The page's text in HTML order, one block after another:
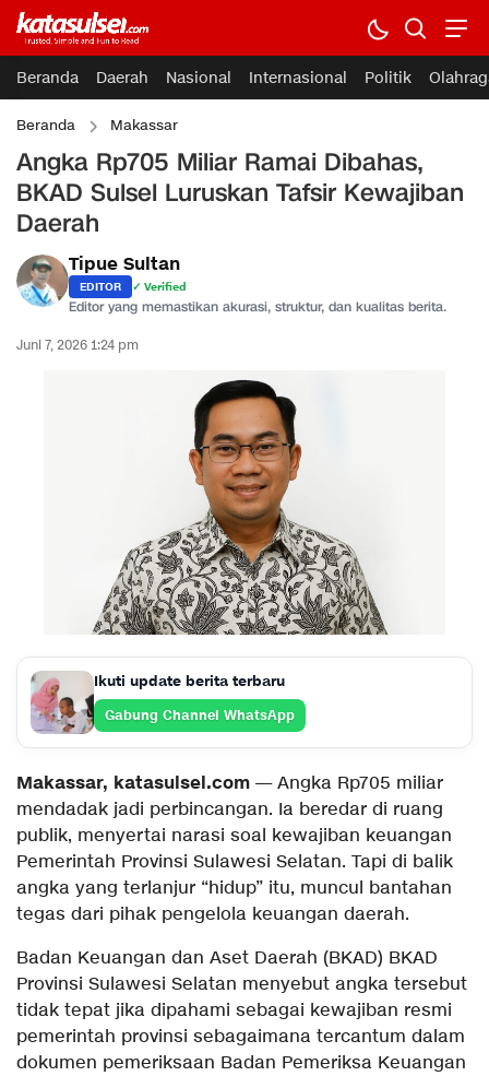
Beranda Daerah Nasional Internasional Politik
Beranda Makassar
Angka Rp705 Miliar Ramai Dibahas,
BKAD Sulsel Luruskan Tafsir Kewajiban
Daerah
Tipue Sultan
EDITOR ✓ Verified
Editor yang memastikan akurasi, struktur, dan kualitas berita.
Juni 7, 2026 1:24 pm
Ikuti update berita terbaru
Gabung Channel WhatsApp
Makassar, katasulsel.com — Angka Rp705 miliar
mendadak jadi perbincangan. Ia beredar di ruang
publik, menyertai narasi soal kewajiban keuangan
Pemerintah Provinsi Sulawesi Selatan. Tapi di balik
angka yang terlanjur “hidup” itu, muncul bantahan
tegas dari pihak pengelola keuangan daerah.
Badan Keuangan dan Aset Daerah (BKAD) BKAD
Provinsi Sulawesi Selatan menyebut angka tersebut
tidak tepat jika dipahami sebagai kewajiban resmi
pemerintah provinsi sebagaimana tercantum dalam
dokumen pemeriksaan Badan Pemeriksa Keuangan